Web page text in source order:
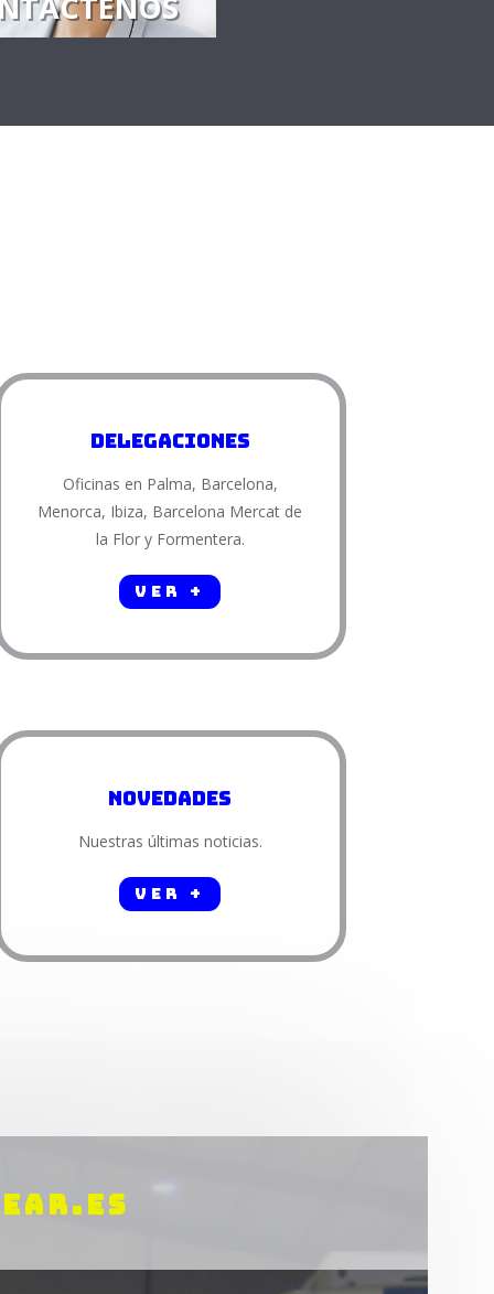
Delegaciones
Oficinas en Palma, Barcelona,
Menorca, Ibiza, Barcelona Mercat de
la Flor y Formentera.
Ver +
Novedades
Nuestras últimas noticias.
Ver +